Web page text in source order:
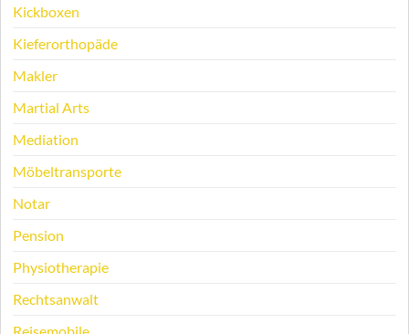
Kickboxen
Kieferorthopäde
Makler
Martial Arts
Mediation
Möbeltransporte
Notar
Pension
Physiotherapie
Rechtsanwalt